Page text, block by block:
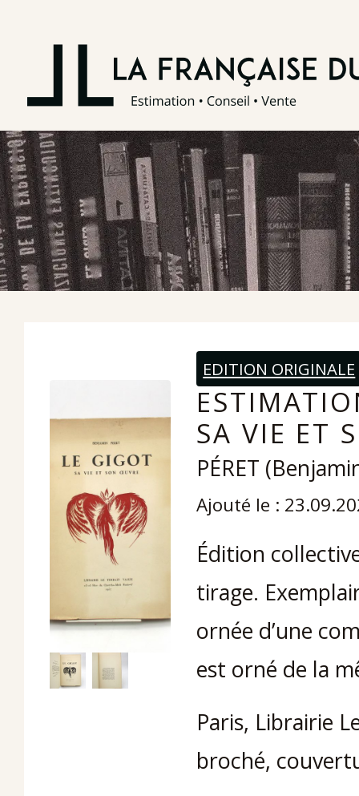
EDITION ORIGINALE
SA VIE ET
PÉRET
Ajouté le :
Édition
tirage.
ornée d’une
est orné de la
Paris, Librairie
broché,